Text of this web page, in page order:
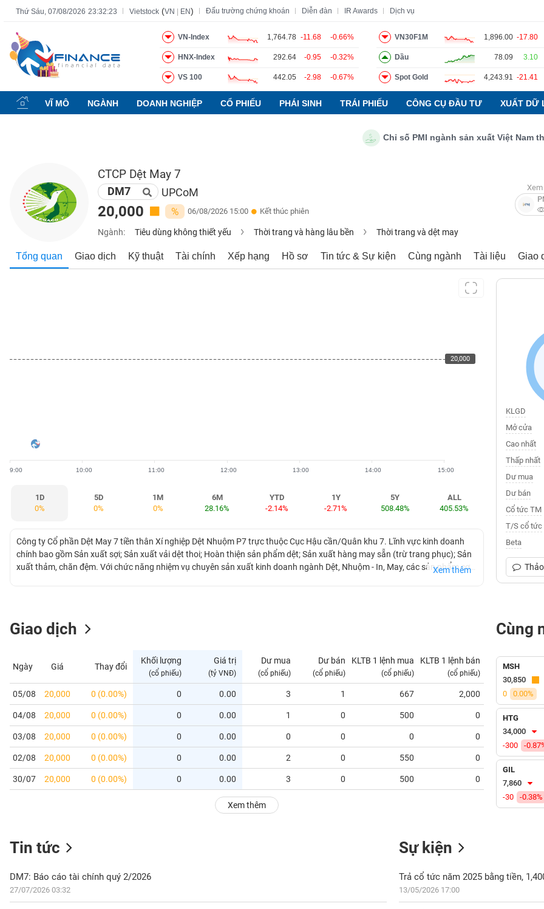
Thứ Sáu, 07/08/2026 23:32:24 Vietstock (VN EN) Đấu trường chứng khoán Diễn đàn IR Awards Dịch vụ
VN-Index 1,764.78 -11.68 -0.66%
HNX-Index 292.64 -0.95 -0.32%
VS 100 442.05 -2.98 -0.67%
VN30F1M 1,896.00 -17.80
Dầu 78.09 3.10
Spot Gold 4,243.91 -21.41
VĨ MÔ NGÀNH DOANH NGHIỆP CỔ PHIẾU PHÁI SINH TRÁI PHIẾU CÔNG CỤ ĐẦU TƯ XUẤT DỮ
Chỉ số PMI ngành sản xuất Việt Nam
CTCP Dệt May 7
DM7 UPCoM
20,000 % 06/08/2026 15:00 Kết thúc phiên
Ngành: Tiêu dùng không thiết yếu Thời trang và hàng lâu bền Thời trang và dệt may
Tổng quan Giao dịch Kỹ thuật Tài chính Xếp hạng Hồ sơ Tin tức & Sự kiện Cùng ngành Tài liệu Giao
20,000
9:00 10:00 11:00 12:00 13:00 14:00 15:00
20,000
1D
0%
5D
0%
1M
0%
6M
28.16%
YTD
-2.14%
1Y
-2.71%
5Y
508.48%
ALL
405.53%
Công ty Cổ phần Dệt May 7 tiền thân Xí nghiệp Dệt Nhuộm P7 trực thuộc Cục Hậu cần/Quân khu 7. Lĩnh vực kinh doanh
chính bao gồm Sản xuất sợi; Sản xuất vải dệt thoi; Hoàn thiện sản phẩm dệt; Sản xuất hàng may sẵn (trừ trang phục); Sản
xuất thảm, chăn đệm. Với chức năng nhiệm vụ chuyên sản xuất kinh doanh ngành Dệt, Nhuộm - In, May, các sản phẩm cơ
Xem thêm
KLGD
Mở cửa
Cao nhất
Thấp nhất
Dư mua
Dư bán
Cổ tức TM
T/S cổ tức
Beta
Giao dịch
Ngày Giá Thay đổi
Khối lượng
(cổ phiếu)
Giá trị
(tỷ VNĐ)
Dư mua
(cổ phiếu)
Dư bán
(cổ phiếu)
KLTB 1 lệnh mua
(cổ phiếu)
KLTB 1 lệnh bán
(cổ phiếu)
05/08 20,000 0 (0.00%) 0 0.00 3 1 667 2,000 0.00
04/08 20,000 0 (0.00%) 0 0.00 1 0 500 0
03/08 20,000 0 (0.00%) 0 0.00 0 0 0 0 0.00
02/08 20,000 0 (0.00%) 0 0.00 2 0 550 0 0.00
30/07 20,000 0 (0.00%) 0 0.00 3 0 500 0 0.00
Xem thêm
Cùng
MSH
30,850
0
0.00%
HTG
34,000
-300
-
GIL
7,860
-30
-0.38%
Tin tức
DM7: Báo cáo tài chính quý 2/2026
27/07/2026 03:32
Sự kiện
Trả cổ tức năm 2025 bằng tiền,
13/05/2026 17:00
Tất cả Tính năng Ngành Mã chứng khoán Lãnh đạo Báo cáo phân tích Thuật ngữ
Tính
năng
(-)
CHỨNG
KHOÁN
NGHIỆP
GIỚI
CÁ
NHÂN
PHÂN
TÍCH
VIETSTOCKFINANCE